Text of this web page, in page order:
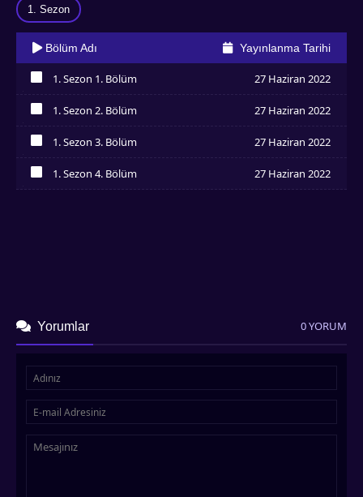
1. Sezon
Bölüm Adı Yayınlanma Tarihi
1. Sezon 1. Bölüm 27 Haziran 2022
1. Sezon 2. Bölüm 27 Haziran 2022
1. Sezon 3. Bölüm 27 Haziran 2022
İzledim
1. Sezon 4. Bölüm 27 Haziran 2022
Yorumlar 0 YORUM